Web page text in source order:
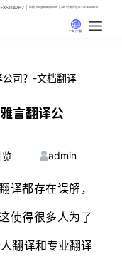
85114762 邮箱: info@artlangs.com 24小时翻译管家: 18142666316
中文 (中国)
公司？-文档翻译
言翻译公
admin
都存在误解，
使得很多人为了
翻译和专业翻译